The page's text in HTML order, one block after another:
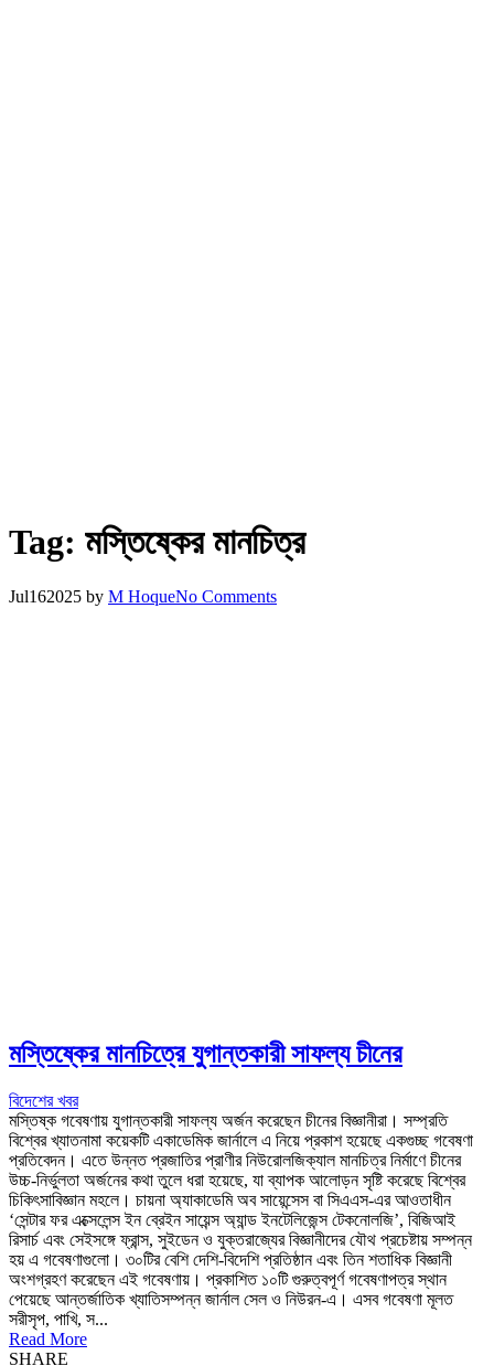
Tag: মস্তিষ্কের মানচিত্র
Jul162025 by M HoqueNo Comments
মস্তিষ্কের মানচিত্রে যুগান্তকারী সাফল্য চীনের
বিদেশের খবর
মস্তিষ্ক গবেষণায় যুগান্তকারী সাফল্য অর্জন করেছেন চীনের বিজ্ঞানীরা। সম্প্রতি
বিশ্বের খ্যাতনামা কয়েকটি একাডেমিক জার্নালে এ নিয়ে প্রকাশ হয়েছে একগুচ্ছ গবেষণা
প্রতিবেদন। এতে উন্নত প্রজাতির প্রাণীর নিউরোলজিক্যাল মানচিত্র নির্মাণে চীনের
উচ্চ-নির্ভুলতা অর্জনের কথা তুলে ধরা হয়েছে, যা ব্যাপক আলোড়ন সৃষ্টি করেছে বিশ্বের
চিকিৎসাবিজ্ঞান মহলে। চায়না অ্যাকাডেমি অব সায়েন্সেস বা সিএএস-এর আওতাধীন
‘সেন্টার ফর এক্সেলেন্স ইন ব্রেইন সায়েন্স অ্যান্ড ইনটেলিজেন্স টেকনোলজি’, বিজিআই
রিসার্চ এবং সেইসঙ্গে ফ্রান্স, সুইডেন ও যুক্তরাজ্যের বিজ্ঞানীদের যৌথ প্রচেষ্টায় সম্পন্ন
হয় এ গবেষণাগুলো। ৩০টির বেশি দেশি-বিদেশি প্রতিষ্ঠান এবং তিন শতাধিক বিজ্ঞানী
অংশগ্রহণ করেছেন এই গবেষণায়। প্রকাশিত ১০টি গুরুত্বপূর্ণ গবেষণাপত্র স্থান
পেয়েছে আন্তর্জাতিক খ্যাতিসম্পন্ন জার্নাল সেল ও নিউরন-এ। এসব গবেষণা মূলত
সরীসৃপ, পাখি, স...
Read More
SHARE